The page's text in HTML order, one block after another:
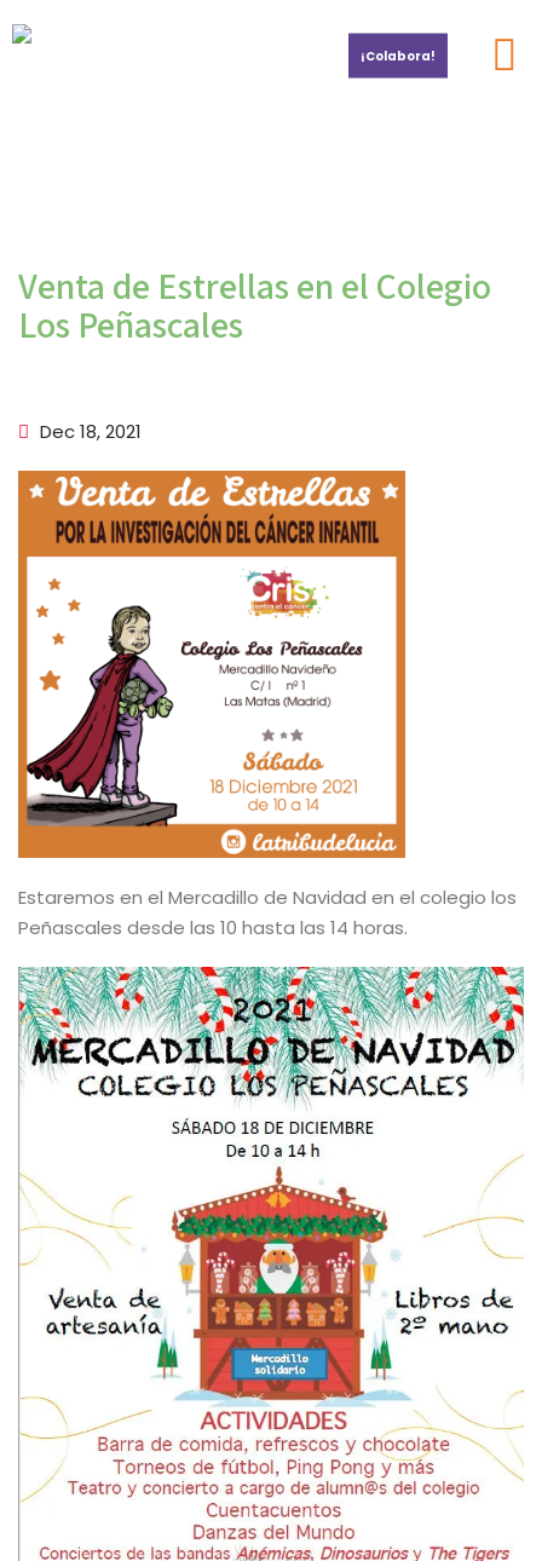
¡Colabora!
Venta de Estrellas en el Colegio
Los Peñascales
Dec 18, 2021
Estaremos en el Mercadillo de Navidad en el colegio los
Peñascales desde las 10 hasta las 14 horas.